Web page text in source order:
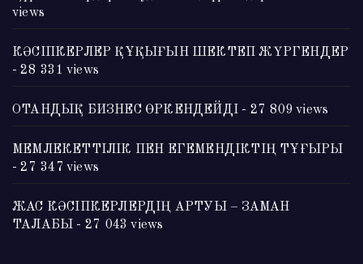
views
КӘСІПКЕРЛЕР ҚҰҚЫҒЫН ШЕКТЕП ЖҮРГЕНДЕР
- 28 331 views
ОТАНДЫҚ БИЗНЕС ӨРКЕНДЕЙДІ - 27 809 views
МЕМЛЕКЕТТІЛІК ПЕН ЕГЕМЕНДІКТІҢ ТҰҒЫРЫ
- 27 347 views
ЖАС КӘСІПКЕРЛЕРДІҢ АРТУЫ – ЗАМАН
ТАЛАБЫ - 27 043 views